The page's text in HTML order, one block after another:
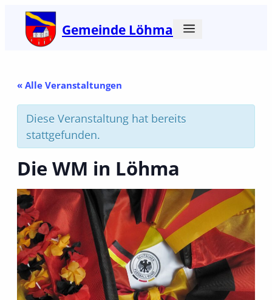
Gemeinde Löhma
« Alle Veranstaltungen
Diese Veranstaltung hat bereits
stattgefunden.
Die WM in Löhma